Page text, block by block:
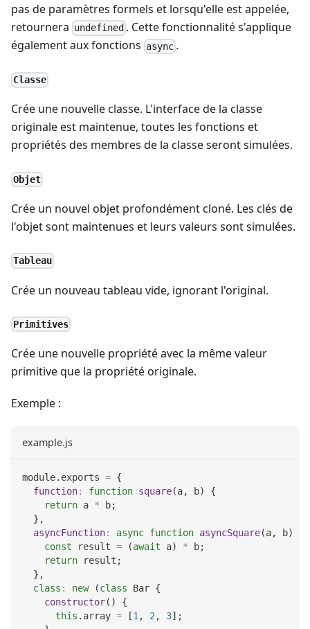
pas de paramètres formels et lorsqu'elle est appelée,
retournera undefined . Cette fonctionnalité s'applique
également aux fonctions async .
Classe
Crée une nouvelle classe. L'interface de la classe
originale est maintenue, toutes les fonctions et
propriétés des membres de la classe seront simulées.
Objet
Crée un nouvel objet profondément cloné. Les clés de
l'objet sont maintenues et leurs valeurs sont simulées.
Tableau
Crée un nouveau tableau vide, ignorant l'original.
Primitives
Crée une nouvelle propriété avec la même valeur
primitive que la propriété originale.
Exemple :
example.js
module. exports = {
function: function square(a, b)
{
return a * b;
} ,
asyncFunction: async function asyncSquare(a, b)
const result = (await a) * b;
return result ;
} ,
class : new (class Bar {
constructor( )
{
this . array = [1 , 2, 3] ;